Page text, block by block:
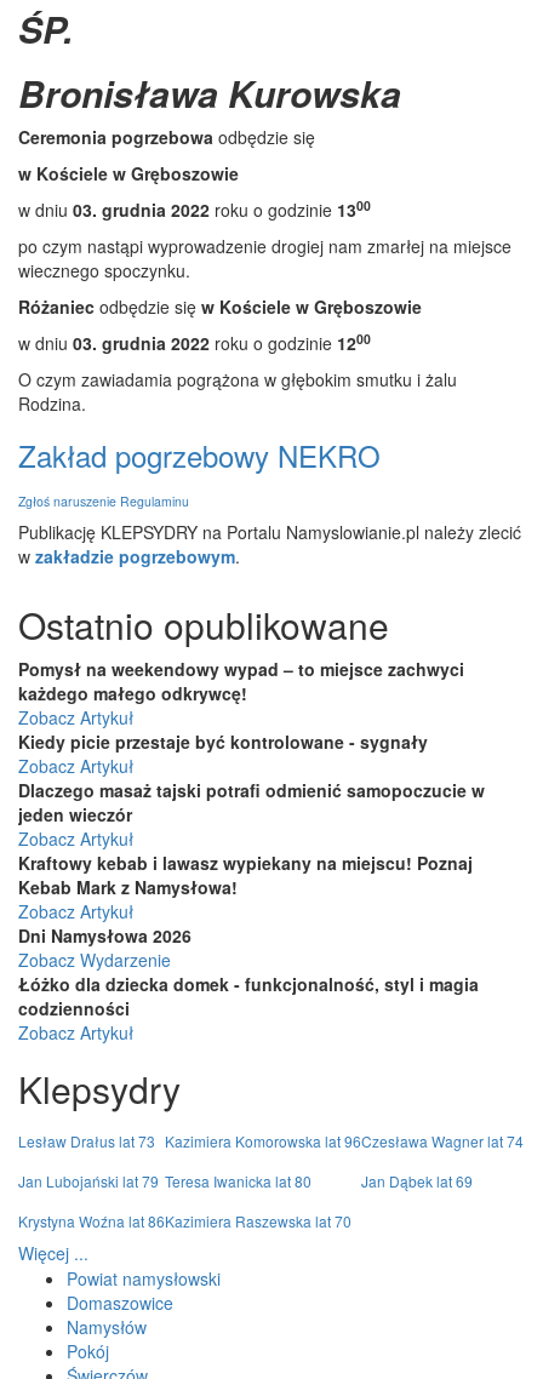
ŚP.
Bronisława Kurowska
Ceremonia pogrzebowa odbędzie się
w Kościele w Gręboszowie
w dniu 03. grudnia 2022 roku o godzinie 1300
po czym nastąpi wyprowadzenie drogiej nam zmarłej na miejsce
wiecznego spoczynku.
Różaniec odbędzie się w Kościele w Gręboszowie
w dniu 03. grudnia 2022 roku o godzinie 1200
O czym zawiadamia pogrążona w głębokim smutku i żalu
Rodzina.
Zakład pogrzebowy NEKRO
Zgłoś naruszenie Regulaminu
Publikację KLEPSYDRY na Portalu Namyslowianie.pl należy zlecić
w zakładzie pogrzebowym.
Ostatnio opublikowane
Pomysł na weekendowy wypad – to miejsce zachwyci
każdego małego odkrywcę!
Zobacz Artykuł
Kiedy picie przestaje być kontrolowane - sygnały
Zobacz Artykuł
Dlaczego masaż tajski potrafi odmienić samopoczucie w
jeden wieczór
Zobacz Artykuł
Kraftowy kebab i lawasz wypiekany na miejscu! Poznaj
Kebab Mark z Namysłowa!
Zobacz Artykuł
Dni Namysłowa 2026
Zobacz Wydarzenie
Łóżko dla dziecka domek - funkcjonalność, styl i magia
codzienności
Zobacz Artykuł
Klepsydry
Lesław Drałus lat 73 Kazimiera Komorowska lat 96Czesława Wagner lat 74
Jan Lubojański lat 79 Teresa Iwanicka lat 80
Jan Dąbek lat 69
Krystyna Woźna lat 86Kazimiera Raszewska lat 70
Więcej ...
Powiat namysłowski
Domaszowice
Namysłów
Pokój